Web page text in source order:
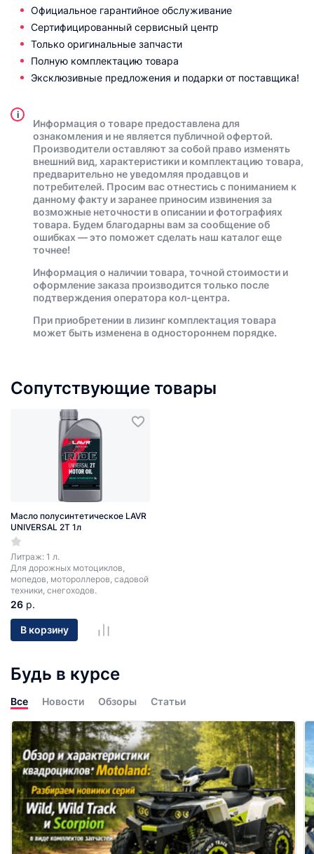
Официальное гарантийное обслуживание
Сертифицированный сервисный центр
Только оригинальные запчасти
Полную комплектацию товара
Эксклюзивные предложения и подарки от поставщика!
i
Информация о товаре предоставлена для
ознакомления и не является публичной офертой.
Производители оставляют за собой право изменять
внешний вид, характеристики и комплектацию товара,
предварительно не уведомляя продавцов и
потребителей. Просим вас отнестись с пониманием к
данному факту и заранее приносим извинения за
возможные неточности в описании и фотографиях
товара. Будем благодарны вам за сообщение об
ошибках — это поможет сделать наш каталог еще
точнее!
Информация о наличии товара, точной стоимости и
оформление заказа производится только после
подтверждения оператора кол-центра.
При приобретении в лизинг комплектация товара
может быть изменена в одностороннем порядке.
Сопутствующие товары
Масло полусинтетическое LAVR
UNIVERSAL 2T 1л
Литраж: 1 л.
Для дорожных мотоциклов,
мопедов, мотороллеров, садовой
техники, снегоходов.
26 р.
В корзину
Будь в курсе
Все Новости Обзоры Статьи